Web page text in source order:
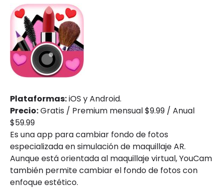
Plataformas:iOS y Android.
Precio:Gratis / Premium mensual $9.99 / Anual
$59.99
Es una app para cambiar fondo de fotos
especializada en simulación de maquillaje AR.
Aunque está orientada al maquillaje virtual, YouCam
también permite cambiar el fondo de fotos con
enfoque estético.